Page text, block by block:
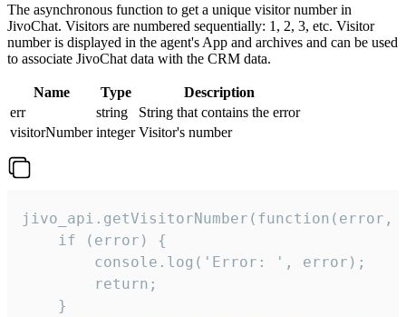
The asynchronous function to get a unique visitor number in
JivoChat. Visitors are numbered sequentially: 1, 2, 3, etc. Visitor
number is displayed in the agent's App and archives and can be used
to associate JivoChat data with the CRM data.
Name Type
Description
err
string
String that contains the error
visitorNumber integer Visitor's number
jivo_api.getVisitorNumber(function(error,
    if (error) {
        console.log('Error: ', error);
        return;
    }